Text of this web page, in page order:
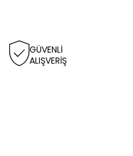
GÜVENLİ
ALIŞVERİŞ